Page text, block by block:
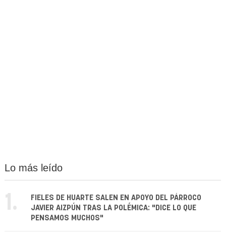
Lo más leído
1.
FIELES DE HUARTE SALEN EN APOYO DEL PÁRROCO
JAVIER AIZPÚN TRAS LA POLÉMICA: "DICE LO QUE
PENSAMOS MUCHOS"